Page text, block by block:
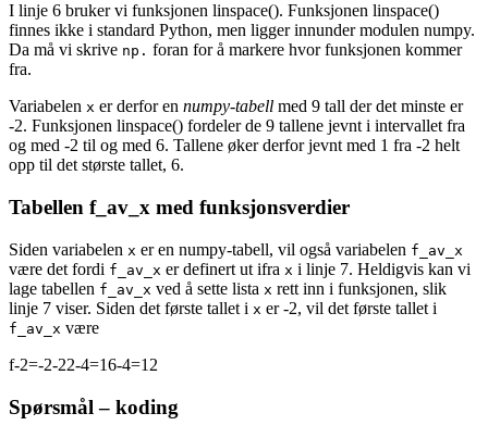
I linje 6 bruker vi funksjonen linspace(). Funksjonen linspace()
finnes ikke i standard Python, men ligger innunder modulen numpy.
Da må vi skrive np. foran for å markere hvor funksjonen kommer
fra.
Variabelen x er derfor en numpy-tabell med 9 tall der det minste er
-2. Funksjonen linspace() fordeler de 9 tallene jevnt i intervallet fra
og med -2 til og med 6. Tallene øker derfor jevnt med 1 fra -2 helt
opp til det største tallet, 6.
Tabellen f_av_x med funksjonsverdier
Siden variabelen x er en numpy-tabell, vil også variabelen f_av_x
være det fordi f_av_x er definert ut ifra x i linje 7. Heldigvis kan vi
lage tabellen f_av_x ved å sette lista x rett inn i funksjonen, slik
linje 7 viser. Siden det første tallet i x er-2, vil det første tallet i
f_av_x være
f-2=-2-22-4=16-4=12
Spørsmål – koding